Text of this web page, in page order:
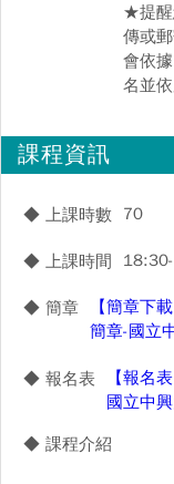
★提醒
傳或
會依
名並
課程資訊
◆ 上課時數 70
◆ 上課時間
◆ 簡章
【簡章下
簡章-國立
◆ 報名表
【報名
國立中
◆ 課程介紹